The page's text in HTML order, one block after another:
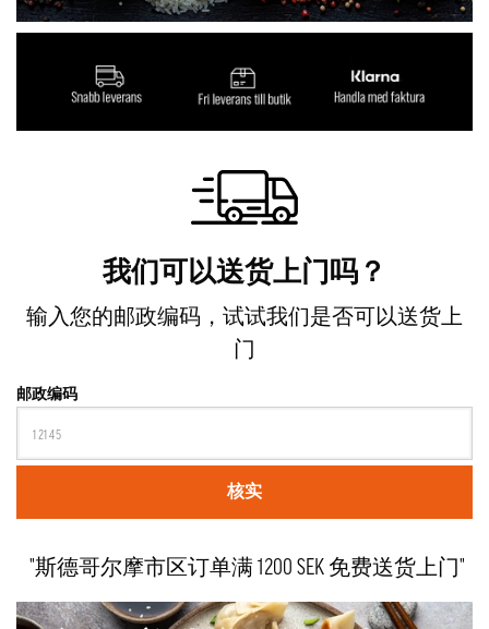
Lorem ipsum dolor sit amet, consectetur adipiscing
elit.
我们可以送货上门吗？
输入您的邮政编码，试试我们是否可以送货上
门
邮政编码
核实
"斯德哥尔摩市区订单满 1200 SEK 免费送货上门"